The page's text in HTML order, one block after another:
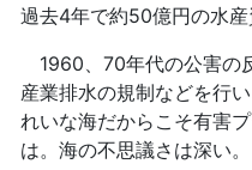
過去4年で約50億円の水産
1960、70年代の公害の
産業排水の規制などを行
れいな海だからこそ有害
は。海の不思議さは深い。